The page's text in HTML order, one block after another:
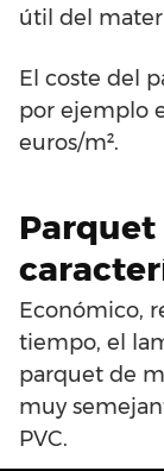
útil del
El coste del
por ejemplo
euros/m².
Económico,
tiempo, el
parquet de
muy
PVC.